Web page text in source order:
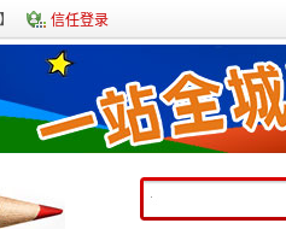
】 信任登录